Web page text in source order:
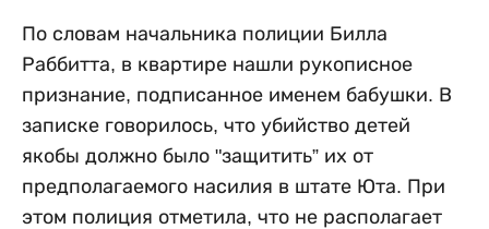
По словам начальника полиции Билла
Раббитта, в квартире нашли рукописное
признание, подписанное именем бабушки. В
записке говорилось, что убийство детей
якобы должно было "защитить” их от
предполагаемого насилия в штате Юта. При
этом полиция отметила, что не располагает